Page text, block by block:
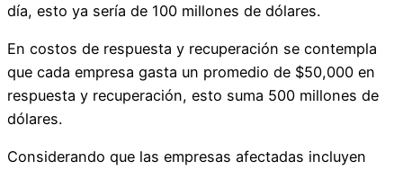
día, esto ya sería de 100 millones de dólares.
En costos de respuesta y recuperación se contempla
que cada empresa gasta un promedio de $50,000 en
respuesta y recuperación, esto suma 500 millones de
dólares.
Considerando que las empresas afectadas incluyen